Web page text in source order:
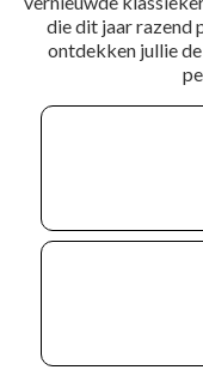
die dit jaar razend
ontdekken jullie